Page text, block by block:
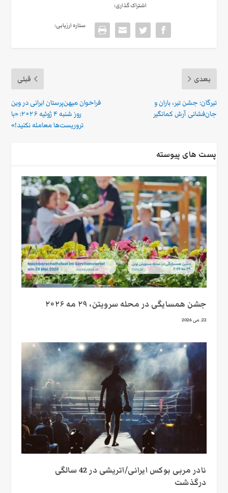
اشتراک گذاری:
ستاره ارزیابی:
قبلی
فراخوان میهن‌پرستان ایرانی در وین
روز شنبه ۴ ژوئیه ۲۰۲۶: «با
تروریست‌ها معامله نکنید!»
بعدی
تیرگان: جشن تیر، باران و
جان‌فشانی آرش کمانگیر
پست های پیوسته
جشن همسایگی در محله سرویتن، ۲۹ مه ۲۰۲۶
22. می 2026
نادر مربی بوکس ایرانی/اتریشی در 42 سالگی
درگذشت